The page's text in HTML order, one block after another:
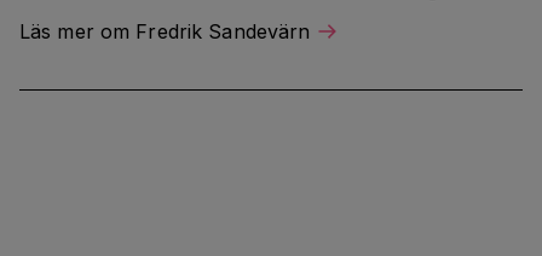
Läs mer om Fredrik Sandevärn